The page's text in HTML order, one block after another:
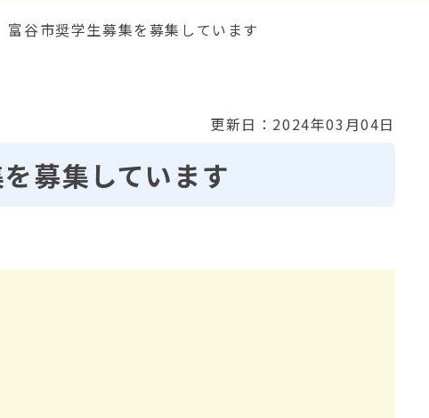
谷市奨学生募集を募集しています
更新日：2024年03月04日
募集しています